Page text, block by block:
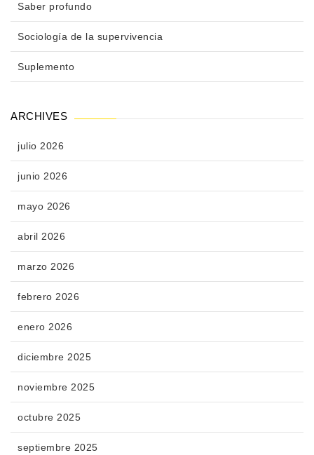
Saber profundo
Sociología de la supervivencia
Suplemento
ARCHIVES
julio 2026
junio 2026
mayo 2026
abril 2026
marzo 2026
febrero 2026
enero 2026
diciembre 2025
noviembre 2025
octubre 2025
septiembre 2025